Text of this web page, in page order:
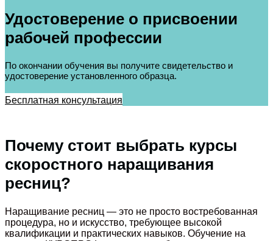
Удостоверение о присвоении
рабочей профессии
По окончании обучения вы получите свидетельство и
удостоверение установленного образца.
Бесплатная консультация
Почему стоит выбрать курсы
скоростного наращивания
ресниц?
Наращивание ресниц — это не просто востребованная
процедура, но и искусство, требующее высокой
квалификации и практических навыков. Обучение на